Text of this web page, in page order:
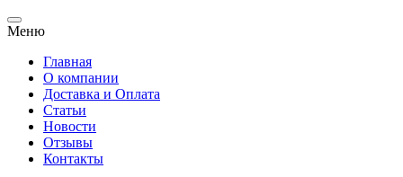
Меню
Главная
О компании
Доставка и Оплата
Статьи
Новости
Отзывы
Контакты